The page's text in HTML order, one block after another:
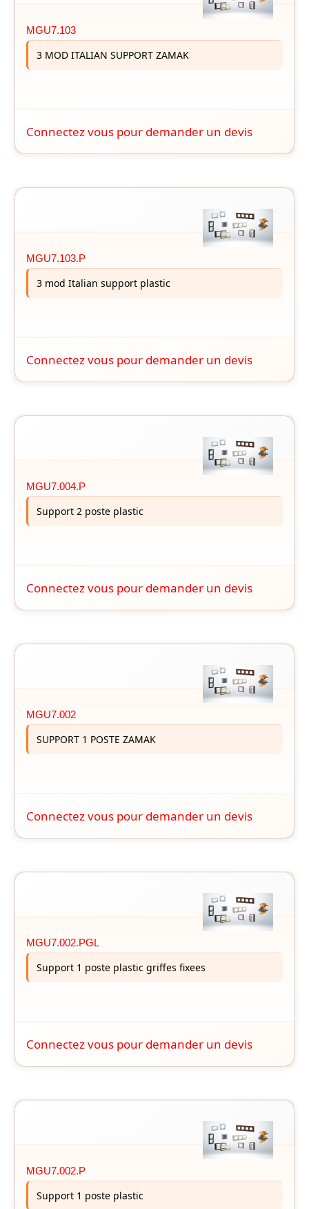
MGU7.103
3 MOD ITALIAN SUPPORT ZAMAK
Connectez vous pour demander un devis
MGU7.103.P
3 mod Italian support plastic
Connectez vous pour demander un devis
MGU7.004.P
Support 2 poste plastic
Connectez vous pour demander un devis
MGU7.002
SUPPORT 1 POSTE ZAMAK
Connectez vous pour demander un devis
MGU7.002.PGL
Support 1 poste plastic griffes fixees
Connectez vous pour demander un devis
MGU7.002.P
Support 1 poste plastic